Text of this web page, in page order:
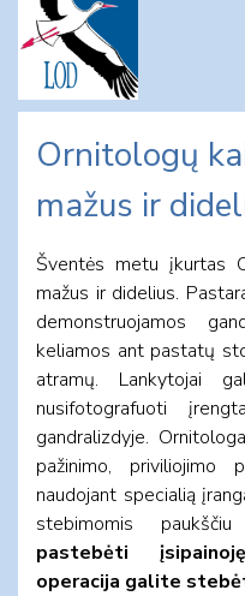
content
Ornitologų
mažus ir
Šventės metu įkurtas
mažus ir didelius.
demonstruojamos
keliamos ant pastatų
atramų. Lankytojai
nusifotografuoti
gandralizdyje.
pažinimo,
naudojant specialią
stebimomis
pastebėti
operacija galite